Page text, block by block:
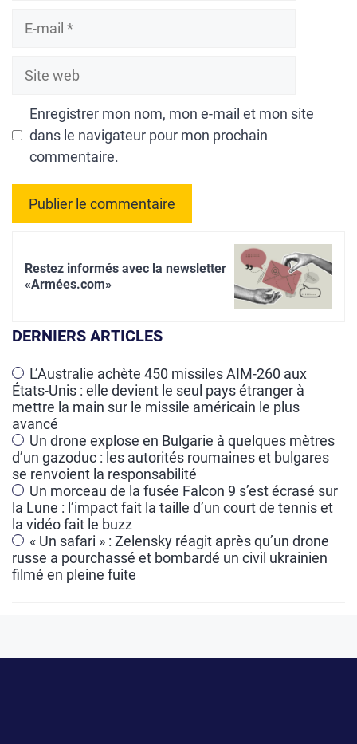
Site
Enregistrer mon nom, mon e-mail et mon site
dans le navigateur pour mon prochain
commentaire.
r
a
t
i
v
e
:
Restez informés avec la newsletter
«Armées.com»
DERNIERS ARTICLES
L’Australie achète 450 missiles AIM-260 aux
États-Unis : elle devient le seul pays étranger à
mettre la main sur le missile américain le plus
avancé
Un drone explose en Bulgarie à quelques mètres
d’un gazoduc : les autorités roumaines et bulgares
se renvoient la responsabilité
Un morceau de la fusée Falcon 9 s’est écrasé sur
la Lune : l’impact fait la taille d’un court de tennis et
la vidéo fait le buzz
« Un safari » : Zelensky réagit après qu’un drone
russe a pourchassé et bombardé un civil ukrainien
filmé en pleine fuite